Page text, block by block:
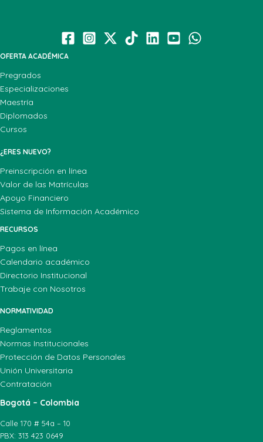
OFERTA ACADÉMICA
Pregrados
Especializaciones
Maestría
Diplomados
Cursos
¿ERES NUEVO?
Preinscripción en línea
Valor de las Matrículas
Apoyo Financiero
Sistema de Información Académico
RECURSOS
Pagos en línea
Calendario académico
Directorio Institucional
Trabaje con Nosotros
NORMATIVIDAD
Reglamentos
Normas Institucionales
Protección de Datos Personales
Unión Universitaria
Contratación
Bogotá – Colombia
Calle 170 # 54a – 10
PBX: 313 423 0649